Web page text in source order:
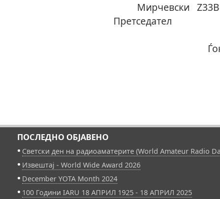
Ѓоко
ПОСЛЕДНО ОБЈАВЕНО
Светски ден на радиоаматерите (World Amateur Radio
Извештај - World Wide Award 2026
December YOTA Month 2024
100 Години IARU 18 АПРИЛ 1925 - 18 АПРИЛ 2025